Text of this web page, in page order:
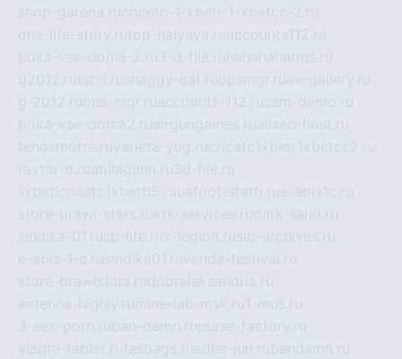
shop-garena.rucricetc-1-xbetr-1-xbetcc-2.ru
one-life-story.rutop-halyava.ruaccounts112.ru
poka-vse-doma-2.ru3-d-file.ru hahahaharms.ru
g2012.rutst-1.rushaggy-cat.ruopsmgr.ruev-gallery.ru
g-2012.ruops-mgr.ruaccounts-112.rucsm-demo.ru
poka-vse-doma2.ruairgungames.ruallseo-host.ru
tehosmotre.ruvarieta-yug.rucricetc1xbetr1xbetcc2.ru
raytor-d.ruatillagunn.ru3d-file.ru
1xbeticricetc1xbetti5.ruuafoot-statti.rue-abis1c.ru
store-brawl-stars.rukts-services.rudark-sand.ru
sindika-01.rusp-life.rux-legion.rusib-archives.ru
e-abis-1-c.rusindika01.ruvenda-festival.ru
store-brawlstars.rudooraleksandria.ru
antenna-highly.ru mine-lab-msk.ru1-mus.ru
3-sex-porn.ruban-damn.rupurse-factory.ru
viagra-tablet.rufasbags.ruadler-jun.rubandamn.ru